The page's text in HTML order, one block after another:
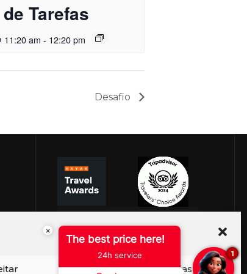
Ver preferências
Tarefas
11:20 am - 12:20 pm
Desafio
×
The best price here!
24h service 1